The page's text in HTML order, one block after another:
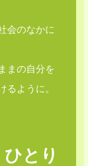
会のなかに
まの自分を
るように。
とり